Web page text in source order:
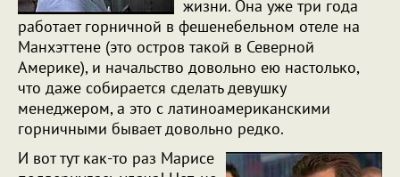
жизни. Она уже три года
работает горничной в фешенебельном отеле на
Манхэттене (это остров такой в Северной
Америке), и начальство довольно ею настолько,
что даже собирается сделать девушку
менеджером, а это с латиноамериканскими
горничными бывает довольно редко.
И вот тут как-то раз Марисе